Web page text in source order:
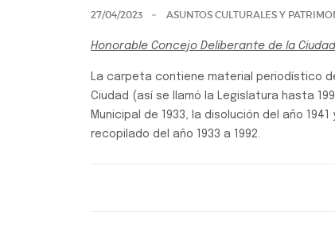
27/04/2023 ASUNTOS CULTURALES Y
Honorable Concejo Deliberante de la Ciudad
La carpeta contiene material periodístico
Ciudad (así se llamó la Legislatura hasta
Municipal de 1933, la disolución del año
recopilado del año 1933 a 1992.